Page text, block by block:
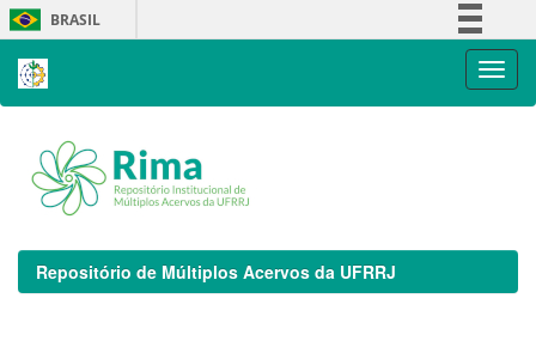
Skip
navigation
BRASIL
Repositório de Múltiplos Acervos da UFRRJ